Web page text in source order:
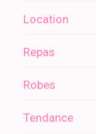
Location
Repas
Robes
Tendance